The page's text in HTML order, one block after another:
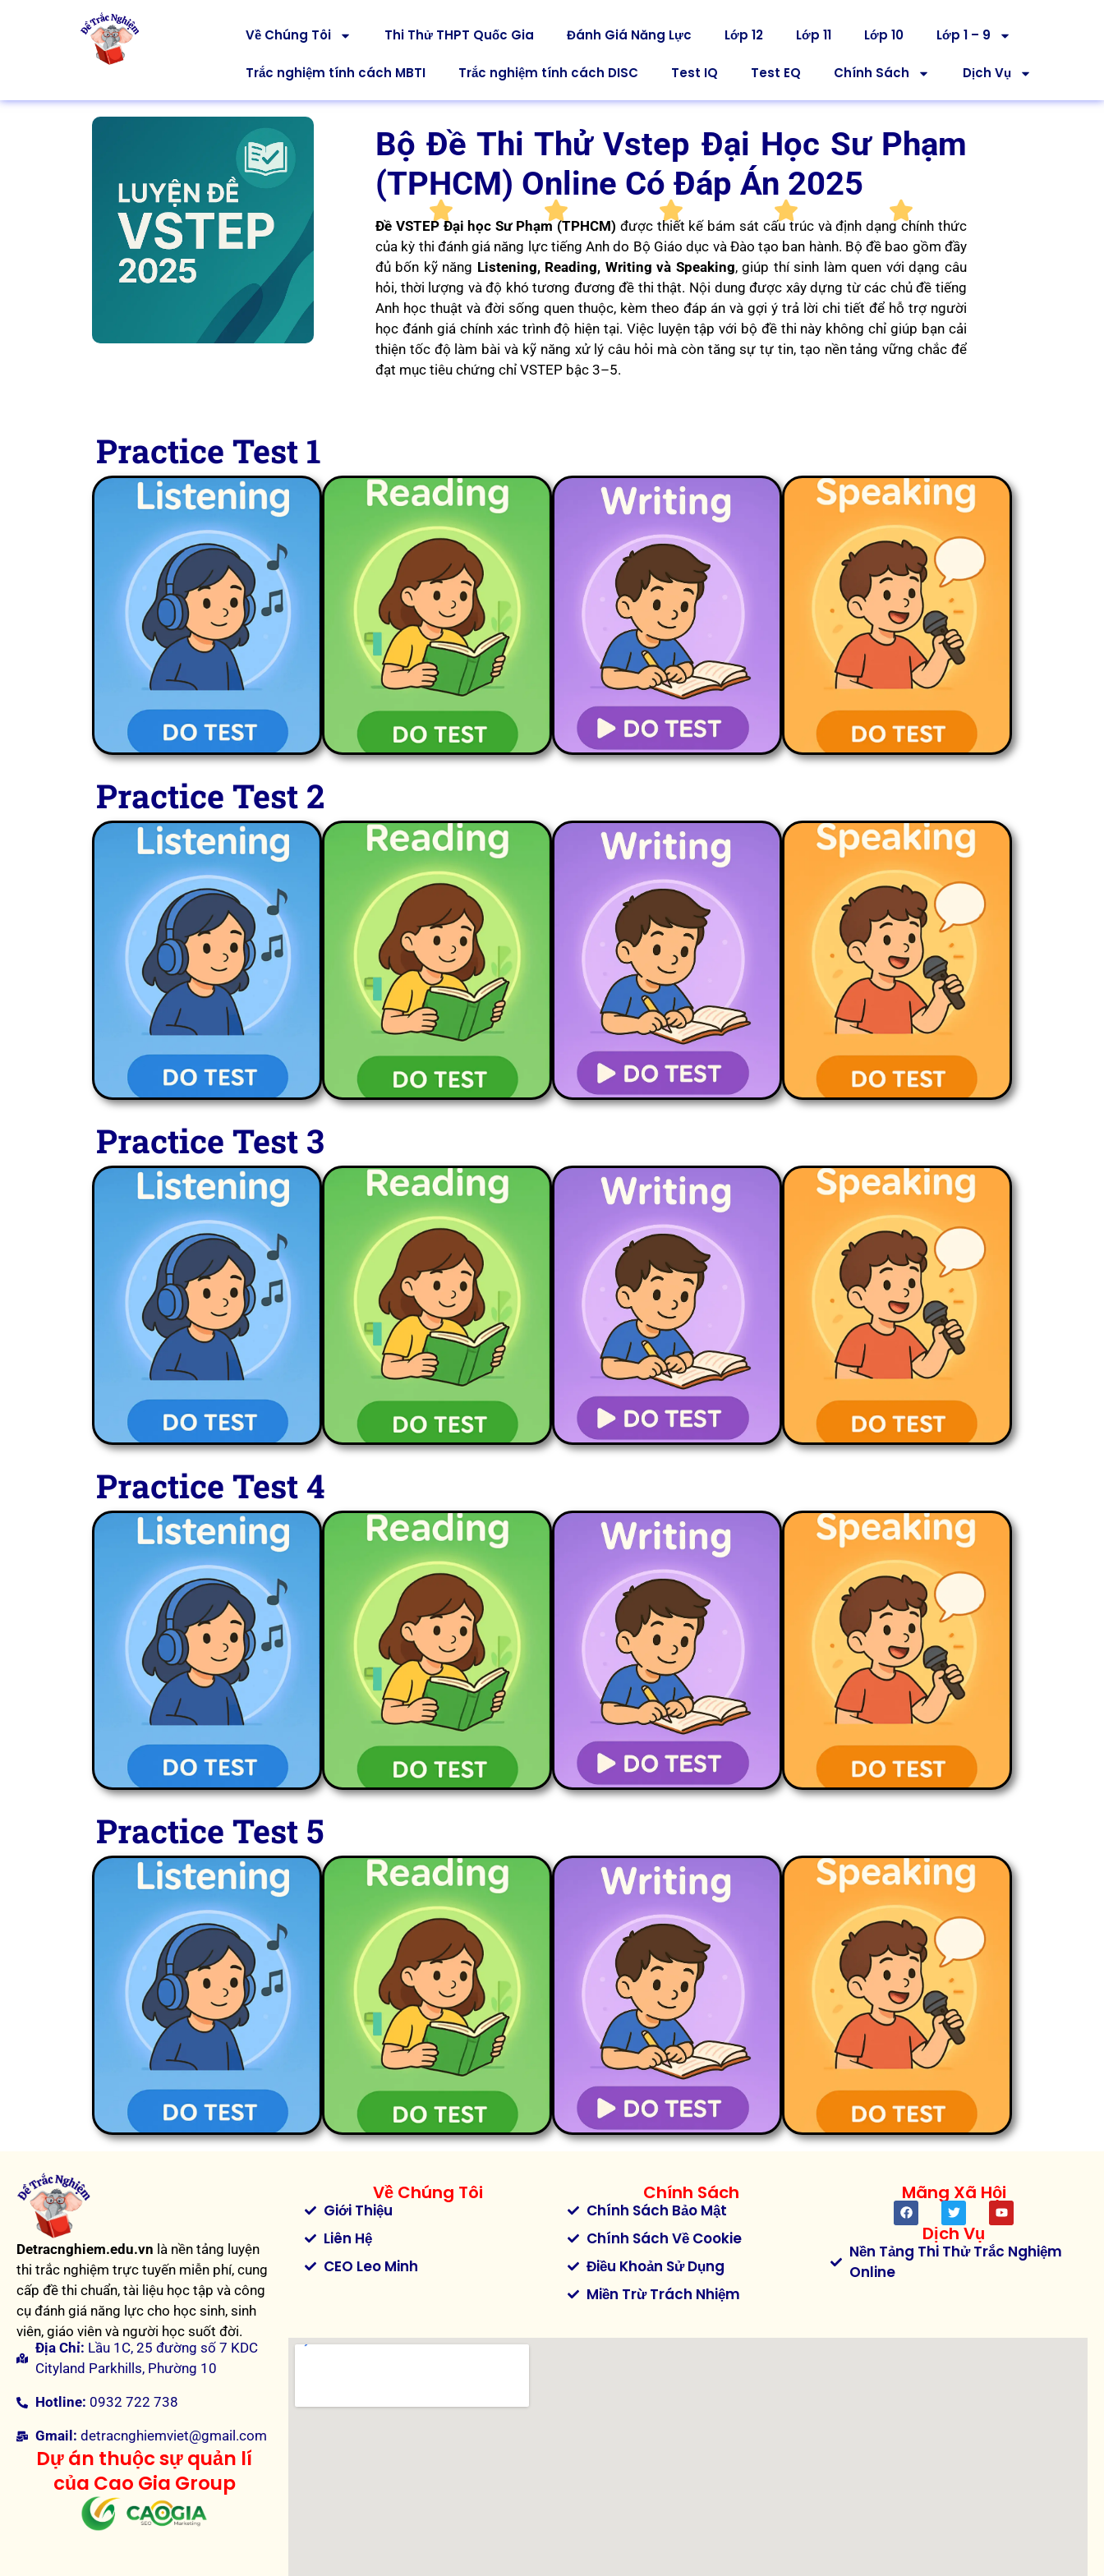
Về Chúng Tôi Thi Thử THPT Quốc Gia Đánh Giá Năng Lực Lớp 12 Lớp 11 Lớp 10 Lớp 1 – 9
Trắc nghiệm tính cách MBTI Trắc nghiệm tính cách DISC Test IQ Test EQ Chính Sách Dịch Vụ
Bộ Đề Thi Thử Vstep Đại Học Sư Phạm
(TPHCM) Online Có Đáp Án 2025
Đề VSTEP Đại học Sư Phạm (TPHCM) được thiết kế bám sát cấu trúc và định dạng chính thức
của kỳ thi đánh giá năng lực tiếng Anh do Bộ Giáo dục và Đào tạo ban hành. Bộ đề bao gồm đầy
đủ bốn kỹ năng Listening, Reading, Writing và Speaking, giúp thí sinh làm quen với dạng câu
hỏi, thời lượng và độ khó tương đương đề thi thật. Nội dung được xây dựng từ các chủ đề tiếng
Anh học thuật và đời sống quen thuộc, kèm theo đáp án và gợi ý trả lời chi tiết để hỗ trợ người
học đánh giá chính xác trình độ hiện tại. Việc luyện tập với bộ đề thi này không chỉ giúp bạn cải
thiện tốc độ làm bài và kỹ năng xử lý câu hỏi mà còn tăng sự tự tin, tạo nền tảng vững chắc để
đạt mục tiêu chứng chỉ VSTEP bậc 3–5.
Practice Test 1
LISTENING
READING PART 1
READING PART 2
Practice Test 2
LISTENING
READING PART 1
READING PART 2
Practice Test 3
LISTENING
READING PART 1
READING PART 2
Practice Test 4
LISTENING
READING PART 1
READING PART 2
Practice Test 5
LISTENING
READING PART 1
READING PART 2
Detracnghiem.edu.vn là nền tảng luyện
thi trắc nghiệm trực tuyến miễn phí, cung
cấp đề thi chuẩn, tài liệu học tập và công
cụ đánh giá năng lực cho học sinh, sinh
viên, giáo viên và người học suốt đời.
Địa Chỉ: Lầu 1C, 25 đường số 7 KDC
Cityland Parkhills, Phường 10
Hotline: 0932 722 738
Gmail: detracnghiemviet@gmail.com
Dự án thuộc sự quản lí
của Cao Gia Group
Về Chúng Tôi
Giới Thiệu
Liên Hệ
CEO Leo Minh
Chính Sách
Chính Sách Bảo Mật
Chính Sách Về Cookie
Điều Khoản Sử Dụng
Miền Trừ Trách Nhiệm
Mãng Xã Hội
Dịch Vụ
Nền Tảng Thi Thử Trắc Nghiệm
Online